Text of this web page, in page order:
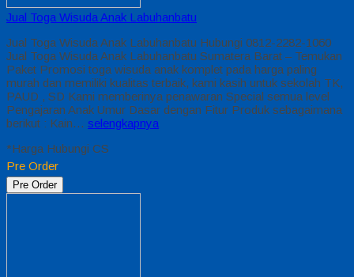
Jual Toga Wisuda Anak Labuhanbatu
Jual Toga Wisuda Anak Labuhanbatu Hubungi 0812-2282-1060
Jual Toga Wisuda Anak Labuhanbatu Sumatera Barat – Temukan
Paket Promosi toga wisuda anak komplet pada harga paling
murah dan memiliki kualitas terbaik, kami kasih untuk sekolah TK,
PAUD , SD Kami memberinya penawaran Special semua level
Pengajaran Anak Umur Dasar dengan Fitur Produk sebagaimana
berikut : Kain… selengkapnya
*Harga Hubungi CS
Pre Order
Pre Order